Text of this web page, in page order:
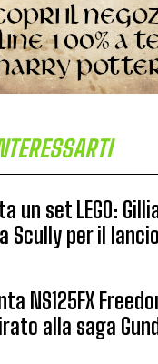
un set LEGO:
Scully per il
NS125FX
alla saga